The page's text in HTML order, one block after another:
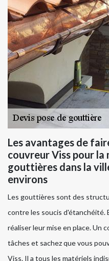
Les avantages de
couvreur Viss pour la
gouttières dans la
environs
Les gouttières sont des
contre les soucis d'étanchéité.
réaliser leur mise en place. Un
tâches et sachez que vous
Viss. Il a tous les matériels